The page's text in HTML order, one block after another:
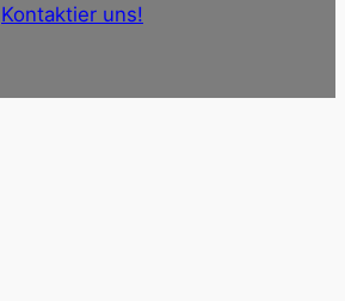
Kontaktier uns!